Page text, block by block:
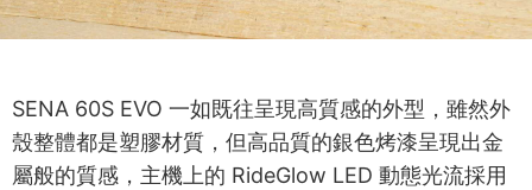
SENA 60S EVO 一如既往呈現高質感的外型，雖然外
殼整體都是塑膠材質，但高品質的銀色烤漆呈現出金
屬般的質感，主機上的 RideGlow LED 動態光流採用